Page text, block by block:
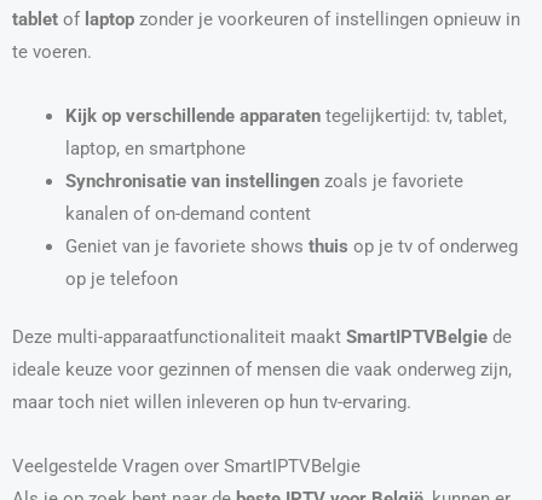
tablet of laptop zonder je voorkeuren of instellingen opnieuw in
te voeren.
Kijk op verschillende apparatentegelijkertijd: tv, tablet,
laptop, en smartphone
Synchronisatie van instellingenzoals je favoriete
kanalen of on-demand content
Geniet van je favoriete shows thuis op je tv of onderweg
op je telefoon
Deze multi-apparaatfunctionaliteit maakt SmartIPTVBelgie de
ideale keuze voor gezinnen of mensen die vaak onderweg zijn,
maar toch niet willen inleveren op hun tv-ervaring.
Veelgestelde Vragen over SmartIPTVBelgie